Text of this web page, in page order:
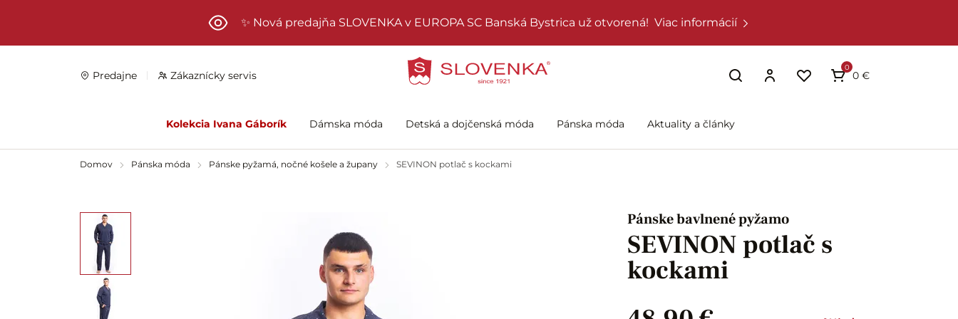
✨ Nová predajňa SLOVENKA v EUROPA SC Banská Bystrica už otvorená! Viac informácií
Predajne Zákaznícky servis
0
0 €
Kolekcia Ivana Gáborík Dámska móda Detská a dojčenská móda Pánska móda Aktuality a články
Domov Pánska móda Pánske pyžamá, nočné košele a župany SEVINON potlač s kockami
Pánske bavlnené pyžamo
SEVINON potlač s
kockami